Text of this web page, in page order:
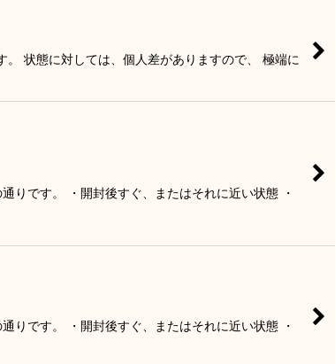
状態に対しては、個人差がありますので、 極端に
りです。 ・開封後すぐ、またはそれに近い状態 ・
りです。 ・開封後すぐ、またはそれに近い状態 ・